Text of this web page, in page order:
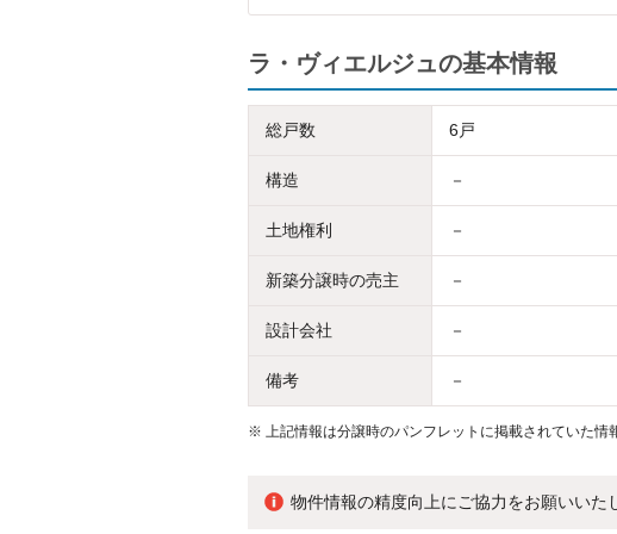
ラ・ヴィエルジュの基本情報
総戸数 6戸
構造 －
土地権利 －
新築分譲時の売主 －
設計会社 －
備考 －
※ 上記情報は分譲時のパンフレットに掲載されていた情
物件情報の精度向上にご協力をお願いいた